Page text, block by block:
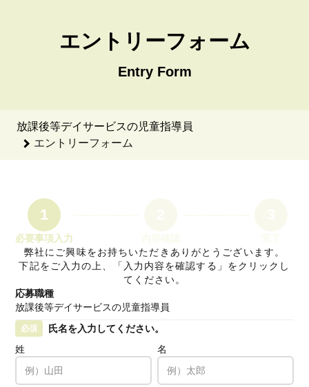
エントリーフォーム
Entry Form
放課後等デイサービスの児童指導員
エントリーフォーム
1
必要事項入力
弊社にご興味をお持ちいただきありがとうございます。
下記をご入力の上、「入力内容を確認する」をクリックし
てください。
応募職種
放課後等デイサービスの児童指導員
必須
氏名を入力してください。
姓
名